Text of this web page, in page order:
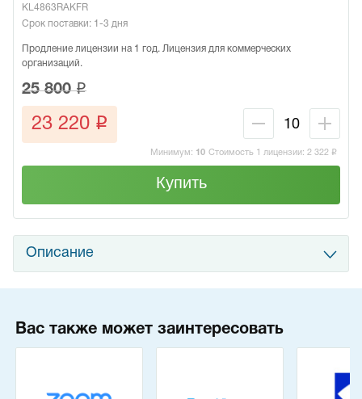
KL4863RAKFR
Срок поставки: 1-3 дня
Продление лицензии на 1 год. Лицензия для коммерческих
организаций.
Минимум: 10 Стоимость 1 лицензии: 2 322 q
25 800q
23 220 q
Купить
Описание
Вас также может заинтересовать